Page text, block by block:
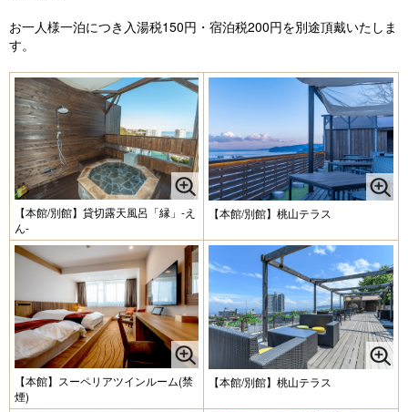
お一人様一泊につき入湯税150円・宿泊税200円を別途頂戴いたしま
す。
【本館/別館】貸切露天風呂「縁」-え
ん-
【本館/別館】桃山テラス
【本館】スーペリアツインルーム(禁
煙)
【本館/別館】桃山テラス